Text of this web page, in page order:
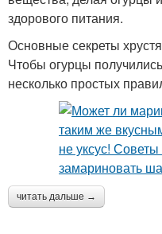
здорового питания.
Основные секреты
Чтобы огурцы
несколько простых
читать дальше →